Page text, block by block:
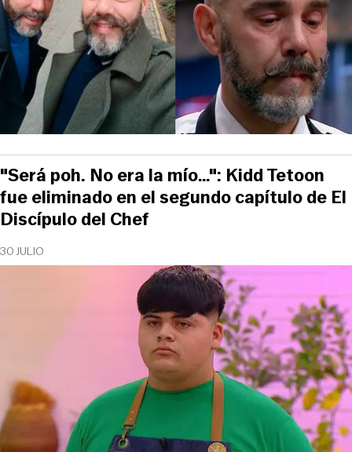
30 JULIO
"Será poh. No era la mío…": Kidd Tetoon
fue eliminado en el segundo capítulo de El
Discípulo del Chef